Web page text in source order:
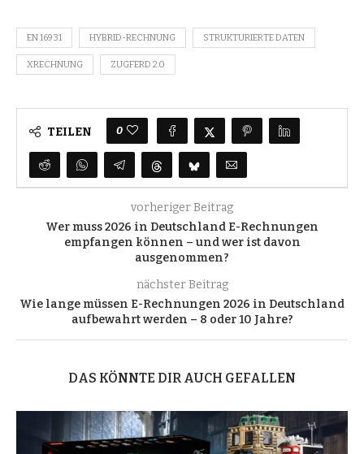
EN 16931 HYBRID-RECHNUNG STRUKTURIERTE DATEN
XRECHNUNG ZUGFERD 2.0
TEILEN 0
vorheriger Beitrag
Wer muss 2026 in Deutschland E-Rechnungen
empfangen können – und wer ist davon
ausgenommen?
nächster Beitrag
Wie lange müssen E-Rechnungen 2026 in Deutschland
aufbewahrt werden – 8 oder 10 Jahre?
DAS KÖNNTE DIR AUCH GEFALLEN